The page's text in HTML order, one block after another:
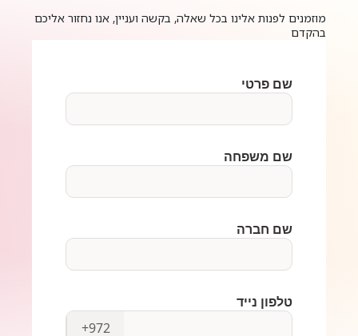
מוזמנים לפנות אלינו בכל שאלה, בקשה ועניין, אנו נחזור אליכם
בהקדם